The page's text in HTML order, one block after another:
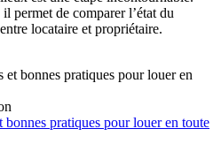
permet de comparer l’état du
locataire et propriétaire.
pratiques pour louer en toute